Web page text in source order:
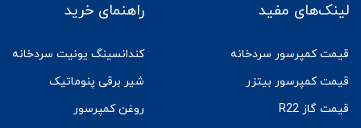
لینک‌های مفید
قیمت کمپرسور سردخانه
قیمت کمپرسور بیتزر
قیمت گاز R22
راهنمای خرید
کندانسینگ یونیت سردخانه
شیر برقی پنوماتیک
روغن کمپرسور